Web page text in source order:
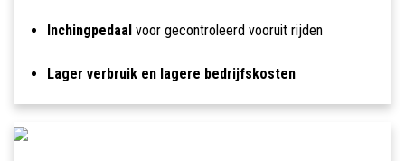
Inchingpedaal voor gecontroleerd vooruit rijden
Lager verbruik en lagere bedrijfskosten